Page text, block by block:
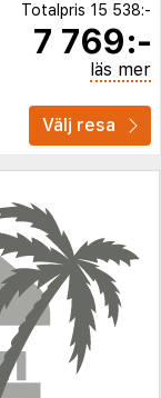
Totalpris 15 538:-
7 769:-
läs mer
Välj resa